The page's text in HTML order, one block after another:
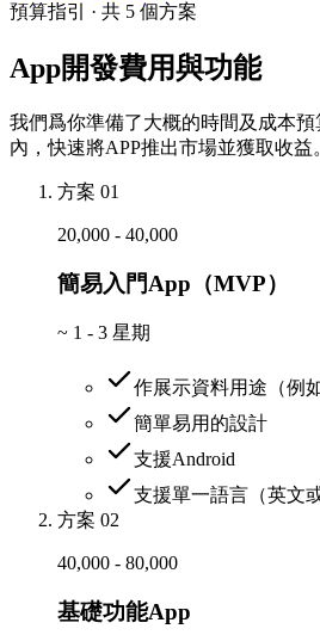
預算指引 · 共 5 個方案
App開發費用與功能
我們爲你準備了大概的時間及成本
內，快速將APP推出市場並獲取收益
方案 01
20,000 - 40,000
簡易入門App（MVP）
~ 1 - 3 星期
作展示資料用途（例
簡單易用的設計
支援Android
支援單一語言（英文
方案 02
40,000 - 80,000
基礎功能App